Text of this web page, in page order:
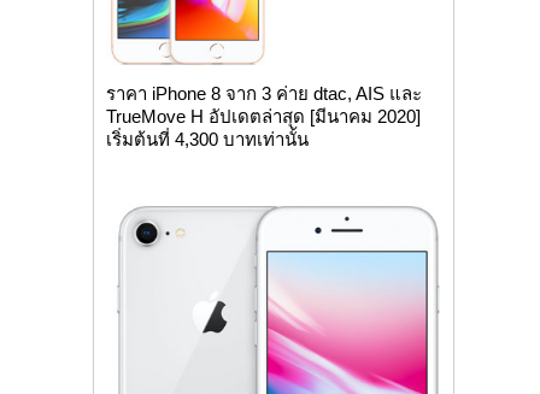
ราคา iPhone 8 จาก 3 ค่าย dtac, AIS และ
TrueMove H อัปเดตล่าสุด [มีนาคม 2020]
เริ่มต้นที่ 4,300 บาทเท่านั้น